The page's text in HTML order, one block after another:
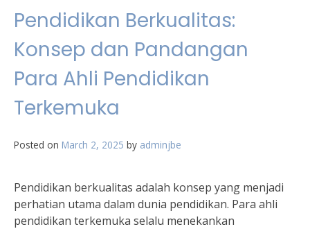
Pendidikan Berkualitas:
Konsep dan Pandangan
Para Ahli Pendidikan
Terkemuka
Posted on March 2, 2025 by adminjbe
Pendidikan berkualitas adalah konsep yang menjadi
perhatian utama dalam dunia pendidikan. Para ahli
pendidikan terkemuka selalu menekankan